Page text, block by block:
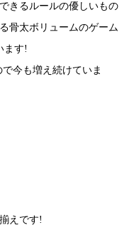
きるルールの優しいもの
骨太ボリュームのゲーム
ます!
今も増え続けていま
えです!